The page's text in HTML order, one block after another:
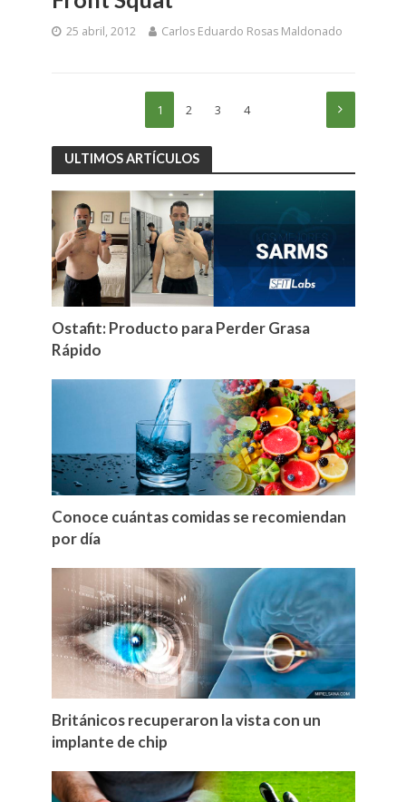
25 abril, 2012 Carlos Eduardo Rosas Maldonado
1 2 3 4
ULTIMOS ARTÍCULOS
Ostafit: Producto para Perder Grasa
Rápido
Conoce cuántas comidas se recomiendan
por día
Británicos recuperaron la vista con un
implante de chip